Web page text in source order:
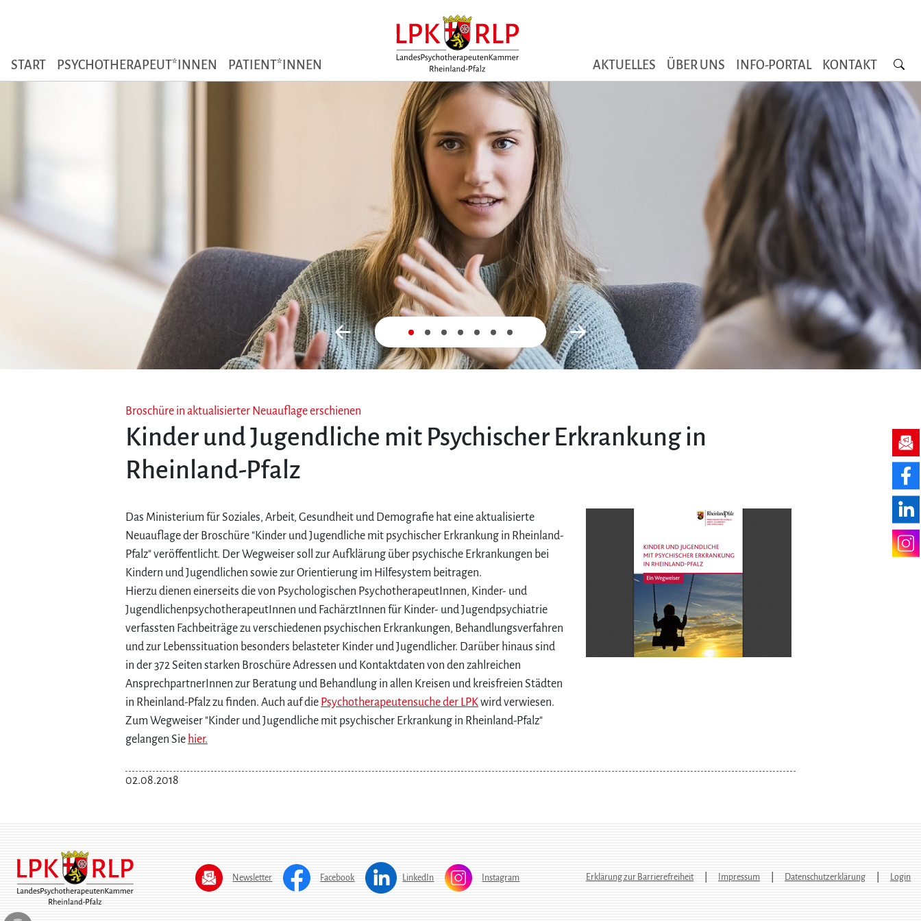
START PSYCHOTHERAPEUT*INNEN PATIENT*INNEN AKTUELLES ÜBER UNS INFO-PORTAL KONTAKT
Zurück Next
Broschüre in aktualisierter Neuauflage erschienen
Kinder und Jugendliche mit Psychischer Erkrankung in
Rheinland-Pfalz
Das Ministerium für Soziales, Arbeit, Gesundheit und Demografie hat eine aktualisierte
Neuauflage der Broschüre "Kinder und Jugendliche mit psychischer Erkrankung in Rheinland-
Pfalz" veröffentlicht. Der Wegweiser soll zur Aufklärung über psychische Erkrankungen bei
Kindern und Jugendlichen sowie zur Orientierung im Hilfesystem beitragen.
Hierzu dienen einerseits die von Psychologischen PsychotherapeutInnen, Kinder- und
JugendlichenpsychotherapeutInnen und FachärztInnen für Kinder- und Jugendpsychiatrie
verfassten Fachbeiträge zu verschiedenen psychischen Erkrankungen, Behandlungsverfahren
und zur Lebenssituation besonders belasteter Kinder und Jugendlicher. Darüber hinaus sind
in der 372 Seiten starken Broschüre Adressen und Kontaktdaten von den zahlreichen
AnsprechpartnerInnen zur Beratung und Behandlung in allen Kreisen und kreisfreien Städten
in Rheinland-Pfalz zu finden. Auch auf die Psychotherapeutensuche der LPKwird verwiesen.
Zum Wegweiser "Kinder und Jugendliche mit psychischer Erkrankung in Rheinland-Pfalz"
gelangen Sie hier.
02.08.2018
Newsletter Facebook LinkedIn Instagram Erklärung zur Barrierefreiheit Impressum Datenschutzerklärung Login